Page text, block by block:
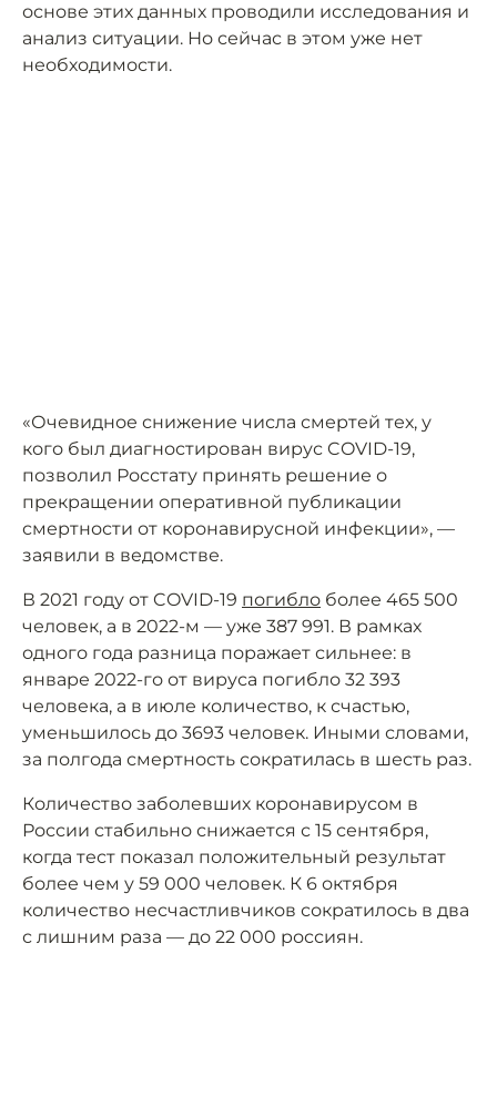
основе этих данных проводили исследования и
анализ ситуации. Но сейчас в этом уже нет
необходимости.
«Очевидное снижение числа смертей тех, у
кого был диагностирован вирус COVID-19,
позволил Росстату принять решение о
прекращении оперативной публикации
смертности от коронавирусной инфекции», —
заявили в ведомстве.
В 2021 году от COVID-19 погибло более 465 500
человек, а в 2022-м — уже 387 991. В рамках
одного года разница поражает сильнее: в
январе 2022-го от вируса погибло 32 393
человека, а в июле количество, к счастью,
уменьшилось до 3693 человек. Иными словами,
за полгода смертность сократилась в шесть раз.
Количество заболевших коронавирусом в
России стабильно снижается с 15 сентября,
когда тест показал положительный результат
более чем у 59 000 человек. К 6 октября
количество несчастливчиков сократилось в два
с лишним раза — до 22 000 россиян.